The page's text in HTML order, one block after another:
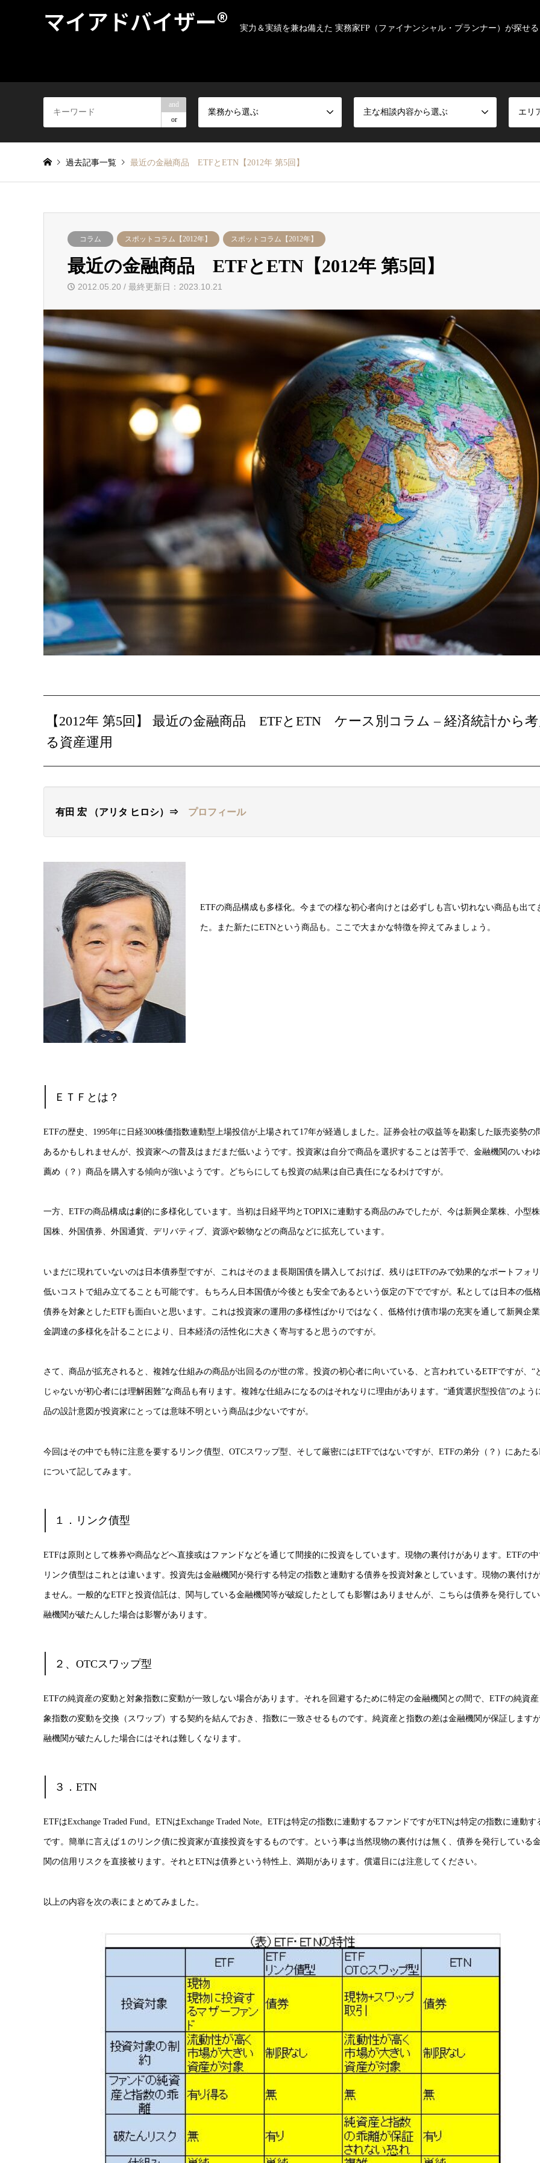
マイアドバイザー® 実力＆実績を兼ね備えた 実務家FP（ファイナンシャル・プランナー）が探せ
and
or
業務から選ぶ 主な相談内容から選ぶ エリ
過去記事一覧 最近の金融商品 ETFとETN【2012年 第5回】
コラム スポットコラム【2012年】 スポットコラム【2012年】
最近の金融商品 ETFとETN【2012年 第5回】
2012.05.20 / 最終更新日：2023.10.21
【2012年 第5回】 最近の金融商品 ETFとETN ケース別コラム – 経済統計から
る資産運用
有田 宏 （アリタ ヒロシ）⇒ プロフィール
ETFの商品構成も多様化。今までの様な初心者向けとは必ずしも言い切れない商品も出て
た。また新たにETNという商品も。ここで大まかな特徴を抑えてみましょう。
ＥＴＦとは？
ETFの歴史、1995年に日経300株価指数連動型上場投信が上場されて17年が経過しました。証券会社の収益等を勘案した販売姿勢の
あるかもしれませんが、投資家への普及はまだまだ低いようです。投資家は自分で商品を選択することは苦手で、金融機関のいわ
薦め（？）商品を購入する傾向が強いようです。どちらにしても投資の結果は自己責任になるわけですが。
一方、ETFの商品構成は劇的に多様化しています。当初は日経平均とTOPIXに連動する商品のみでしたが、今は新興企業株、小型
国株、外国債券、外国通貨、デリバティブ、資源や穀物などの商品などに拡充しています。
いまだに現れていないのは日本債券型ですが、これはそのまま長期国債を購入しておけば、残りはETFのみで効果的なポートフォ
低いコストで組み立てることも可能です。もちろん日本国債が今後とも安全であるという仮定の下でですが。私としては日本の低
債券を対象としたETFも面白いと思います。これは投資家の運用の多様性ばかりではなく、低格付け債市場の充実を通して新興企
金調達の多様化を計ることにより、日本経済の活性化に大きく寄与すると思うのですが。
さて、商品が拡充されると、複雑な仕組みの商品が出回るのが世の常。投資の初心者に向いている、と言われているETFですが、“
じゃないが初心者には理解困難”な商品も有ります。複雑な仕組みになるのはそれなりに理由があります。“通貨選択型投信”のよう
品の設計意図が投資家にとっては意味不明という商品は少ないですが。
今回はその中でも特に注意を要するリンク債型、OTCスワップ型、そして厳密にはETFではないですが、ETFの弟分（？）にあた
について記してみます。
１．リンク債型
ETFは原則として株券や商品などへ直接或はファンドなどを通じて間接的に投資をしています。現物の裏付けがあります。ETFの
リンク債型はこれとは違います。投資先は金融機関が発行する特定の指数と連動する債券を投資対象としています。現物の裏付け
ません。一般的なETFと投資信託は、関与している金融機関等が破綻したとしても影響はありませんが、こちらは債券を発行して
融機関が破たんした場合は影響があります。
２、OTCスワップ型
ETFの純資産の変動と対象指数に変動が一致しない場合があります。それを回避するために特定の金融機関との間で、ETFの純資
象指数の変動を交換（スワップ）する契約を結んでおき、指数に一致させるものです。純資産と指数の差は金融機関が保証します
融機関が破たんした場合にはそれは難しくなります。
３．ETN
ETFはExchange Traded Fund。ETNはExchange Traded Note。ETFは特定の指数に連動するファンドですがETNは特定の指数に連動す
です。簡単に言えば１のリンク債に投資家が直接投資をするものです。という事は当然現物の裏付けは無く、債券を発行している
関の信用リスクを直接被ります。それとETNは債券という特性上、満期があります。償還日には注意してください。
以上の内容を次の表にまとめてみました。